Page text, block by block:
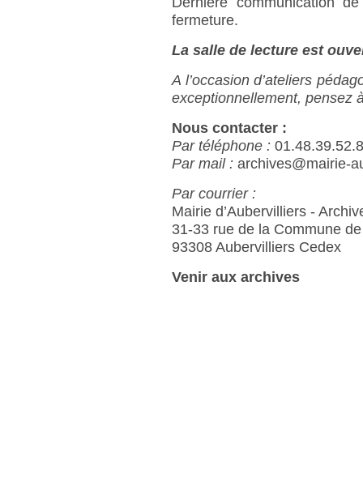
fermeture.
La salle de lecture est
A l’occasion d’ateliers
exceptionnellement, pensez
Nous contacter :
Par téléphone :
Par mail : archives@mairie-
Par courrier :
Mairie d’Aubervilliers -
31-33 rue de la Commune
93308 Aubervilliers Cedex
Venir aux archives